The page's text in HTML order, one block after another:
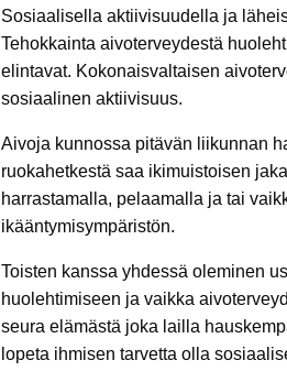
Sosiaalisella aktiivisuudella ja
Tehokkainta aivoterveydestä
elintavat. Kokonaisvaltaisen
sosiaalinen aktiivisuus.
Aivoja kunnossa pitävän liikunnan
ruokahetkestä saa ikimuistoisen
harrastamalla, pelaamalla ja tai
ikääntymisympäristön.
Toisten kanssa yhdessä oleminen
huolehtimiseen ja vaikka
seura elämästä joka lailla
lopeta ihmisen tarvetta olla